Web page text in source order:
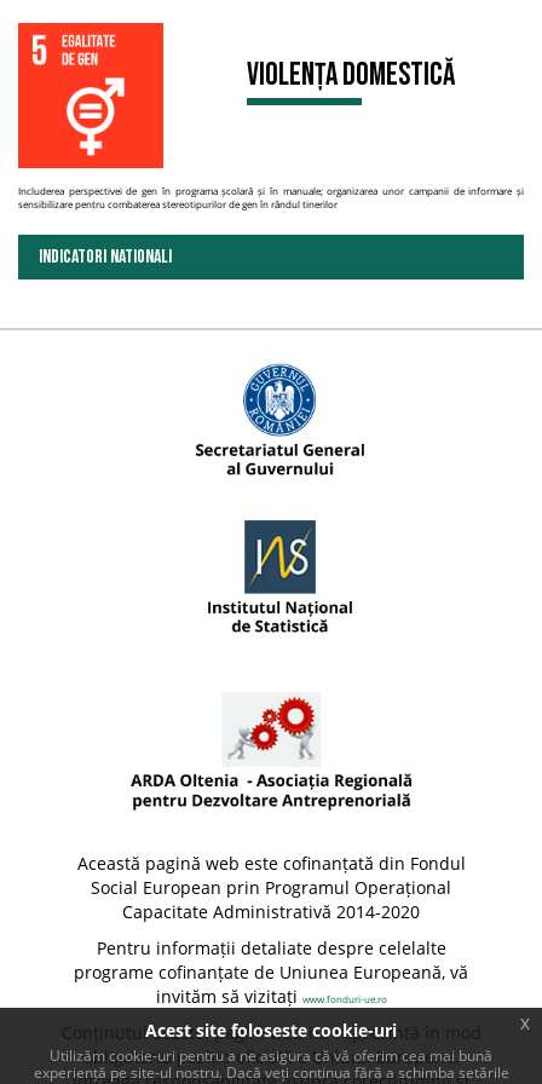
Violența domestică
Includerea perspectivei de gen în programa școlară și în manuale; organizarea unor campanii de informare și
sensibilizare pentru combaterea stereotipurilor de gen în rândul tinerilor
INDICATORI NATIONALI
Această pagină web este cofinanțată din Fondul
Social European prin Programul Operațional
Capacitate Administrativă 2014-2020
Pentru informații detaliate despre celelalte
programe cofinanțate de Uniunea Europeană, vă
invităm să vizitați www.fonduri-ue.ro
Conținutul acestei pagini web nu reprezintă în mod
obligatoriu poziția oficială a Uniunii Europene.
Acest site foloseste cookie-uri
Utilizăm cookie-uri pentru a ne asigura că vă oferim cea mai bună
experiență pe site-ul nostru. Dacă veți continua fără a schimba setările
x